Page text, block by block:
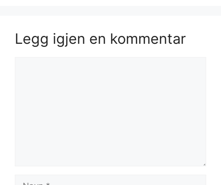
Legg igjen en kommentar